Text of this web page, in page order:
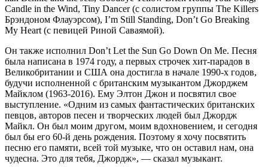
Candle in the Wind, Tiny Dancer (с солистом группы The Killers
Брэндоном Флауэрсом), I’m Still Standing, Don’t Go Breaking
My Heart (с певицей Риной Саваямой).
Он также исполнил Don’t Let the Sun Go Down On Me. Песня
была написана в 1974 году, а первых строчек хит-парадов в
Великобритании и США она достигла в начале 1990-х годов,
будучи исполненной с британским музыкантом Джорджем
Майклом (1963-2016). Ему Элтон Джон и посвятил свое
выступление. «Одним из самых фантастических британских
певцов, авторов песен и творческих людей был Джордж
Майкл. Он был моим другом, моим вдохновением, и сегодня
был бы его 60-й день рождения. Поэтому я хочу посвятить
песню его памяти, всей той музыке, что он оставил нам, она
чудесна. Это для тебя, Джордж», — сказал музыкант.